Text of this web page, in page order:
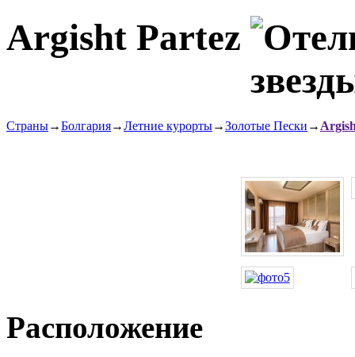
Argisht Partez
Страны→Болгария→Летние курорты→Золотые Пески →
Расположение